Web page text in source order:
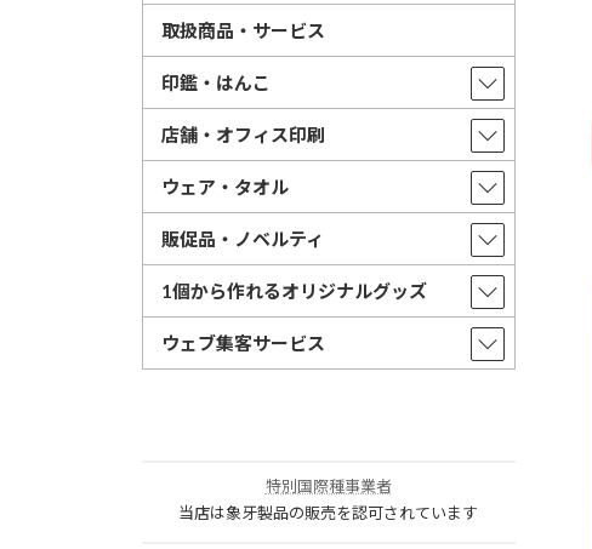
取扱商品・サービス
印鑑・はんこ
店舗・オフィス印刷
ウェア・タオル
販促品・ノベルティ
1個から作れるオリジナルグッズ
ウェブ集客サービス
特別国際種事業者
当店は象牙製品の販売を認可されています